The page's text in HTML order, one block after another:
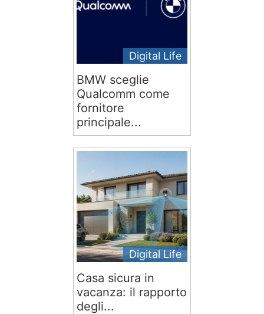
Digital Life
BMW sceglie
Qualcomm come
fornitore
principale...
Digital Life
Casa sicura in
vacanza: il rapporto
degli...